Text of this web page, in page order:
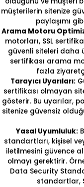
müşterilerin sitenize
paylaşımı
Arama Motoru
motorları, SSL
güvenli siteleri daha
sertifikası arama
fazla
Tarayıcı Uyarıları:
sertifikası olmayan
gösterir. Bu uyarılar,
sitenize güvensiz
Yasal Uyumluluk:
standartları, kişisel
iletilmesini güvence
olmayı gerektirir.
Data Security
standartlar,